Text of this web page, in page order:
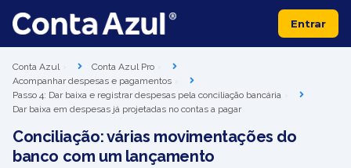
Entrar
Conta Azul
Conta Azul Pro
Acompanhar despesas e pagamentos
Passo 4: Dar baixa e registrar despesas pela conciliação bancária
Dar baixa em despesas já projetadas no contas a pagar
Conciliação: várias movimentações do
banco com um lançamento